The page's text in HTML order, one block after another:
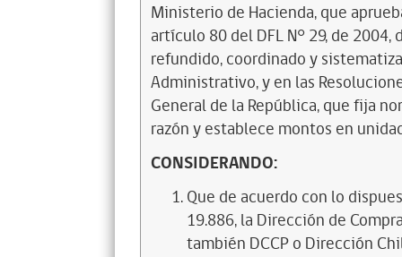
Ministerio de Hacienda, que
artículo 80 del DFL N° 29, de
refundido, coordinado y
Administrativo, y en las
General de la República, que fija
razón y establece montos en
CONSIDERANDO:
Que de acuerdo con lo
19.886, la Dirección de
también DCCP o Dirección